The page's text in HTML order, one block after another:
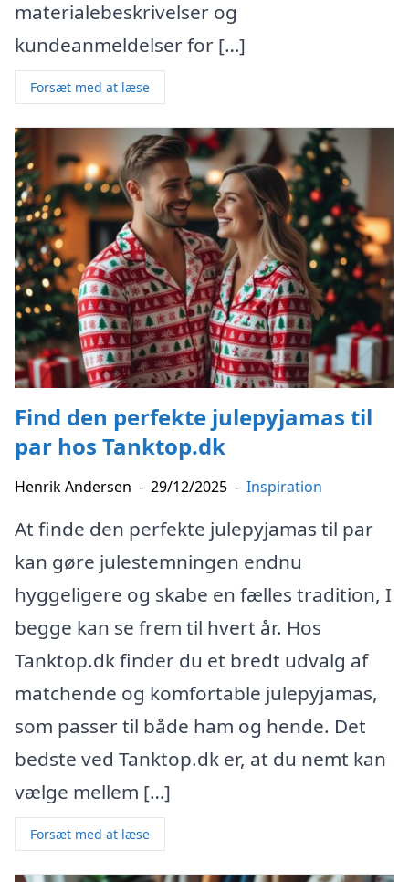
materialebeskrivelser og
kundeanmeldelser for […]
Forsæt med at læse
Find den perfekte julepyjamas til
par hos Tanktop.dk
Henrik Andersen - 29/12/2025 - Inspiration
At finde den perfekte julepyjamas til par
kan gøre julestemningen endnu
hyggeligere og skabe en fælles tradition, I
begge kan se frem til hvert år. Hos
Tanktop.dk finder du et bredt udvalg af
matchende og komfortable julepyjamas,
som passer til både ham og hende. Det
bedste ved Tanktop.dk er, at du nemt kan
vælge mellem […]
Forsæt med at læse